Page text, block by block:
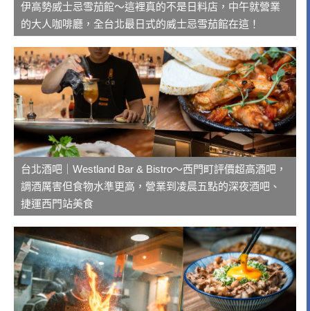
伊高勢威士忌雪茄館～這裡真的不是日料店，中午就營業
的大人咖啡廳，全台北最日式的威士忌雪茄館在這！
台北酒吧｜Westland Bar & Bistro～西門町評價超高酒吧，
調酒厲害但食物水準更高，營業到凌晨五點的深夜酒吧、
捷運西門站美食